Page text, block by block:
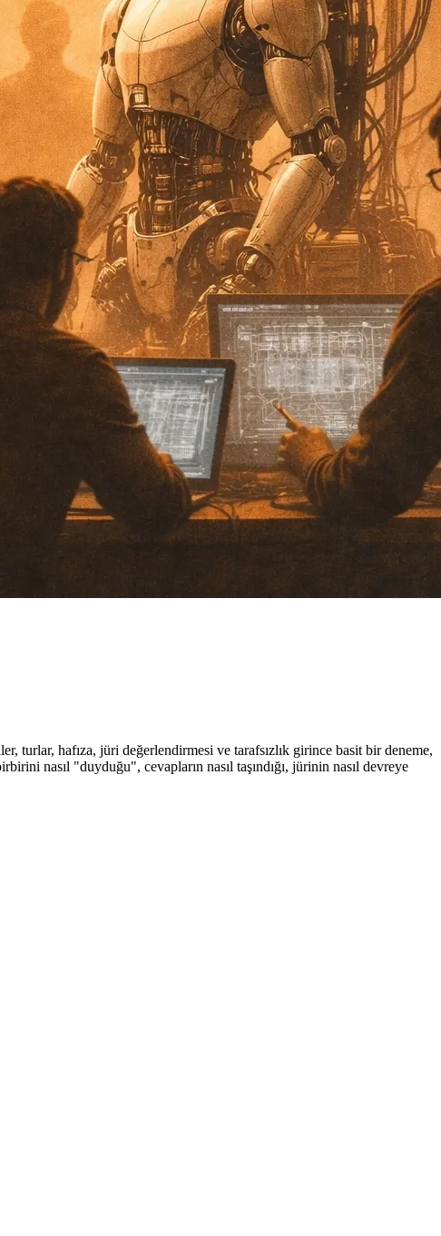
turlar, hafıza, jüri değerlendirmesi ve tarafsızlık girince basit bir deneme,
nasıl "duyduğu", cevapların nasıl taşındığı, jürinin nasıl devreye